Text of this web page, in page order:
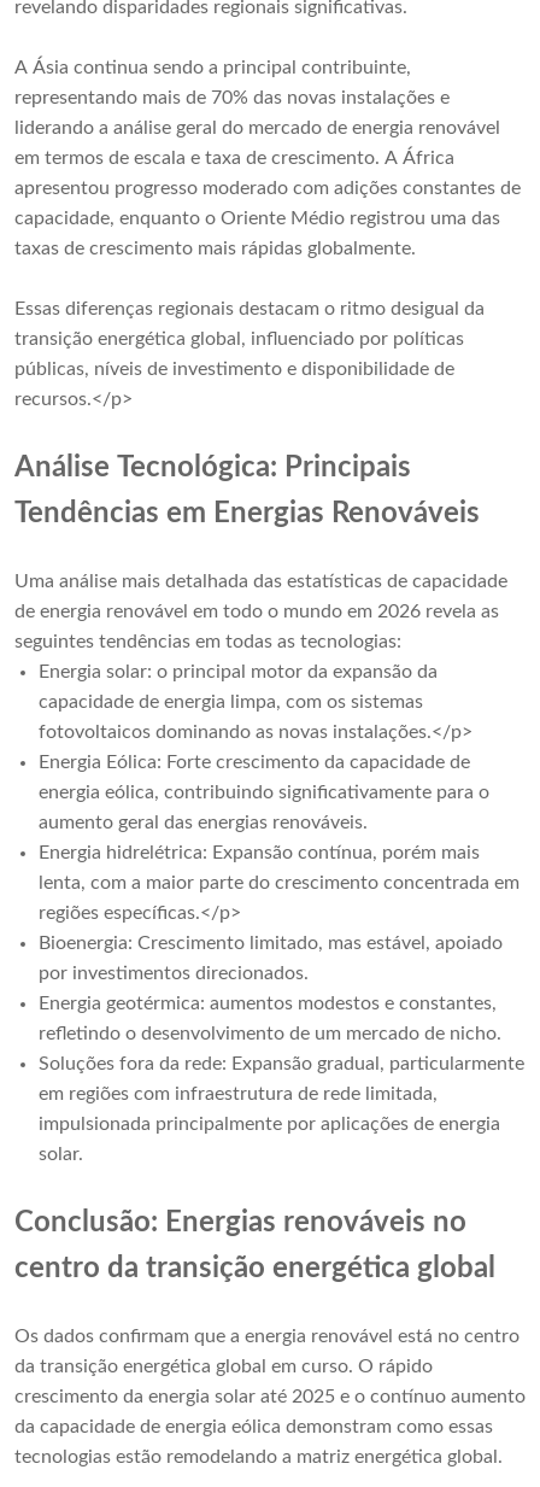
revelando disparidades regionais significativas.
A Ásia continua sendo a principal contribuinte,
representando mais de 70% das novas instalações e
liderando a análise geral do mercado de energia renovável
em termos de escala e taxa de crescimento. A África
apresentou progresso moderado com adições constantes de
capacidade, enquanto o Oriente Médio registrou uma das
taxas de crescimento mais rápidas globalmente.
Essas diferenças regionais destacam o ritmo desigual da
transição energética global, influenciado por políticas
públicas, níveis de investimento e disponibilidade de
recursos.</p>
Análise Tecnológica: Principais
Tendências em Energias Renováveis
Uma análise mais detalhada das estatísticas de capacidade
de energia renovável em todo o mundo em 2026 revela as
seguintes tendências em todas as tecnologias:
Energia solar: o principal motor da expansão da
capacidade de energia limpa, com os sistemas
fotovoltaicos dominando as novas instalações.</p>
Energia Eólica: Forte crescimento da capacidade de
energia eólica, contribuindo significativamente para o
aumento geral das energias renováveis.
Energia hidrelétrica: Expansão contínua, porém mais
lenta, com a maior parte do crescimento concentrada em
regiões específicas.</p>
Bioenergia: Crescimento limitado, mas estável, apoiado
por investimentos direcionados.
Energia geotérmica: aumentos modestos e constantes,
refletindo o desenvolvimento de um mercado de nicho.
Soluções fora da rede: Expansão gradual, particularmente
em regiões com infraestrutura de rede limitada,
impulsionada principalmente por aplicações de energia
solar.
Conclusão: Energias renováveis ​​no
centro da transição energética global
Os dados confirmam que a energia renovável está no centro
da transição energética global em curso. O rápido
crescimento da energia solar até 2025 e o contínuo aumento
da capacidade de energia eólica demonstram como essas
tecnologias estão remodelando a matriz energética global.